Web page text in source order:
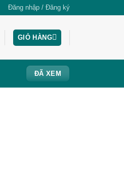
Đăng nhập / Đăng ký
GIỎ HÀNG
ĐÃ XEM